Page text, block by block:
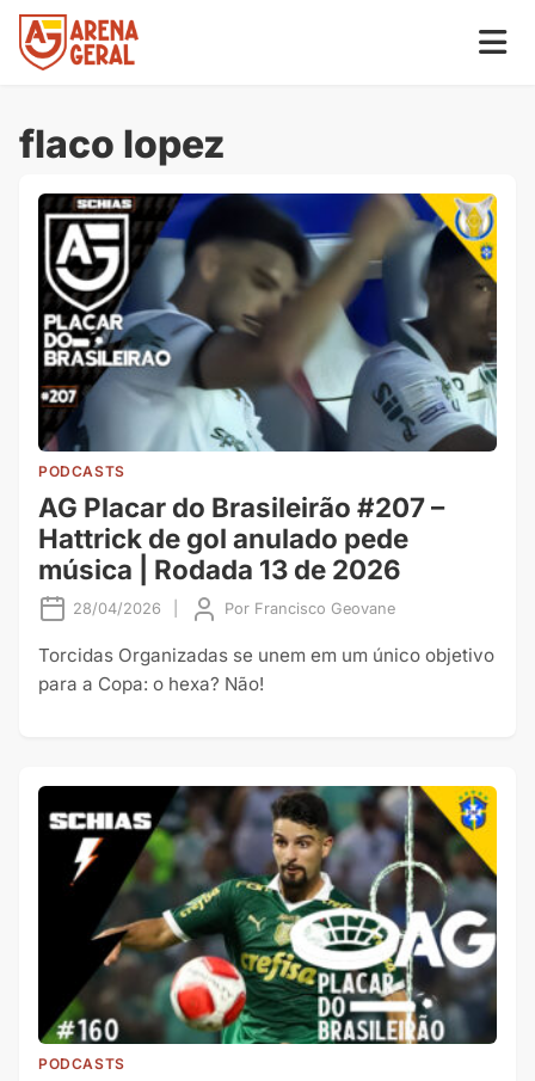
flaco lopez
PODCASTS
AG Placar do Brasileirão #207 –
Hattrick de gol anulado pede
música | Rodada 13 de 2026
28/04/2026 Por Francisco Geovane
Torcidas Organizadas se unem em um único objetivo
para a Copa: o hexa? Não!
PODCASTS